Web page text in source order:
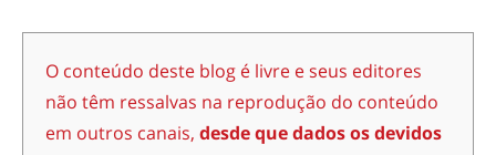
O conteúdo deste blog é livre e seus editores
não têm ressalvas na reprodução do conteúdo
em outros canais, desde que dados os devidos